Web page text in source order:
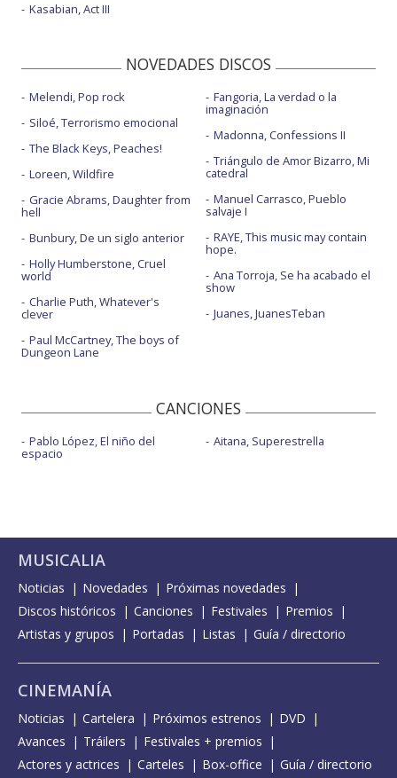
Kasabian, Act III
NOVEDADES DISCOS
Melendi, Pop rock
Siloé, Terrorismo emocional
The Black Keys, Peaches!
Loreen, Wildfire
Gracie Abrams, Daughter from
hell
Bunbury, De un siglo anterior
Holly Humberstone, Cruel
world
Charlie Puth, Whatever's
clever
Paul McCartney, The boys of
Dungeon Lane
Fangoria, La verdad o la
imaginación
Madonna, Confessions II
Triángulo de Amor Bizarro, Mi
catedral
Manuel Carrasco, Pueblo
salvaje I
RAYE, This music may contain
hope.
Ana Torroja, Se ha acabado el
show
Juanes, JuanesTeban
CANCIONES
Pablo López, El niño del
espacio
Aitana, Superestrella
MUSICALIA
Noticias Novedades
Próximas novedades
Discos históricos
Canciones Festivales
Premios
Artistas y grupos
Portadas Listas Guía / directorio
CINEMANÍA
Noticias Cartelera Próximos estrenos
DVD
Avances
Tráilers
Festivales + premios
Actores y actrices
Carteles Box-office Guía / directorio